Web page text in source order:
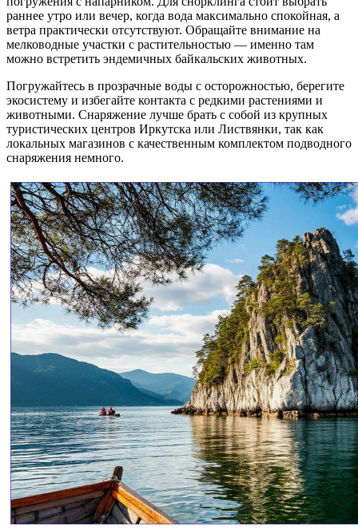
раннее утро или вечер, когда вода максимально спокойная, а
ветра практически отсутствуют. Обращайте внимание на
мелководные участки с растительностью — именно там
можно встретить эндемичных байкальских животных.
Погружайтесь в прозрачные воды с осторожностью, берегите
экосистему и избегайте контакта с редкими растениями и
животными. Снаряжение лучше брать с собой из крупных
туристических центров Иркутска или Листвянки, так как
локальных магазинов с качественным комплектом подводного
снаряжения немного.